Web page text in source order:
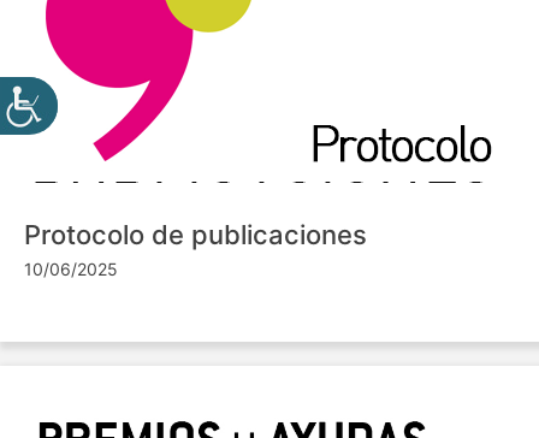
Protocolo de publicaciones
10/06/2025